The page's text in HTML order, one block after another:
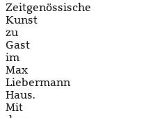
Zeitgenössische
Kunst
zu
Gast
im
Max
Liebermann
Haus.
Mit